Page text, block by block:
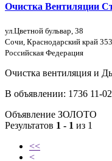
Очистка Вентиляции
ул.Цветной бульвар, 38
Сочи, Краснодарский край
Российская Федерация
Очистка вентиляция и
В объявлении: 1736 11-
Объявление ЗОЛОТО
Результатов 1 - 1 из 1
<<
<